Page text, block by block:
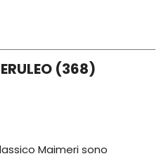
(368)
Maimeri sono